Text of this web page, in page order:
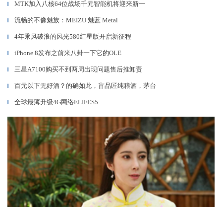
▎ MTK加入八核64位战场千元智能机将迎来新一
▎ 流畅的不像魅族：MEIZU 魅蓝 Metal
▎ 4年乘风破浪的风光580红星版开启新征程
▎ iPhone 8发布之前来八卦一下它的OLE
▎ 三星A7100购买不到两周出现问题售后推卸责
▎ 百元以下无好酒？的确如此，盲品匠纯粮酒，茅台
▎ 全球最薄升级4G网络ELIFES5